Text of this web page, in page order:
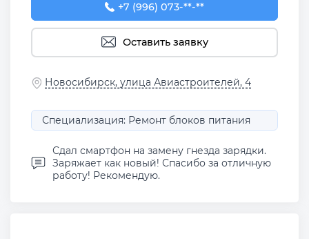
+7 (996) 073-00-25
+7 (996) 073-**-**
Оставить заявку
Новосибирск, улица Авиастроителей, 4
Специализация: Ремонт блоков питания
Сдал смартфон на замену гнезда зарядки.
Заряжает как новый! Спасибо за отличную
работу! Рекомендую.